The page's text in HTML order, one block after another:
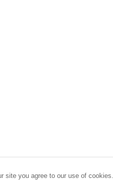
site you agree to our use of cookies.